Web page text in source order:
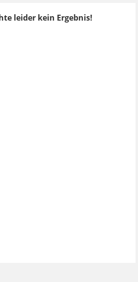
leider kein Ergebnis!